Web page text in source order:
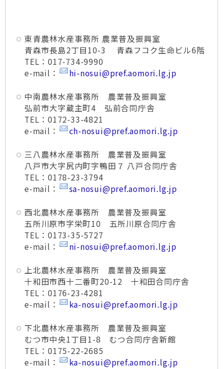
東青農林水産事務所 農業普及振興室
青森市長島2丁目10-3 青森フコク生命ビル6階
TEL：017-734-9990
e-mail：
hi-nosui@pref.aomori.lg.jp
中南農林水産事務所 農業普及振興室
弘前市大字蔵主町4 弘前合同庁舎
TEL：0172-33-4821
e-mail：
ch-nosui@pref.aomori.lg.jp
三八農林水産事務所 農業普及振興室
八戸市大字尻内町字鴨田７ 八戸合同庁舎
TEL：0178-23-3794
e-mail：
sa-nosui@pref.aomori.lg.jp
西北農林水産事務所 農業普及振興室
五所川原市字栄町10 五所川原合同庁舎
TEL：0173-35-5727
e-mail：
ni-nosui@pref.aomori.lg.jp
上北農林水産事務所 農業普及振興室
十和田市西十二番町20-12 十和田合同庁舎
TEL：0176-23-4281
e-mail：
ka-nosui@pref.aomori.lg.jp
下北農林水産事務所 農業普及振興室
むつ市中央1丁目1-8 むつ合同庁舎新館
TEL：0175-22-2685
e-mail：
ka-nosui@pref.aomori.lg.jp